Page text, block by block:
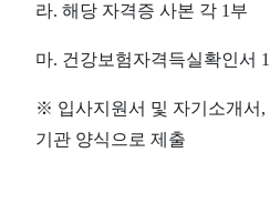
라. 해당 자격증 사본 각 1 부
마. 건강보험자격득실확인서 1
※ 입사지원서 및 자기소개서 ,
기관 양식으로 제출